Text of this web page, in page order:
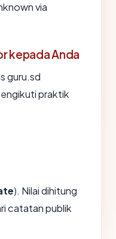
via
kepada Anda
guru.sd
praktik
). Nilai dihitung
catatan publik